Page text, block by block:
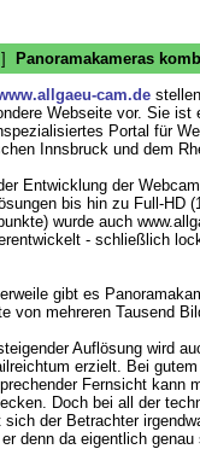
Panoramakameras
cam.destellen
Webseite vor. Sie ist
Portal für
Innsbruck und dem
Entwicklung der
bis hin zu Full-HD
wurde auch
- schließlich
gibt es
von mehreren Tausend
Auflösung wird
erzielt. Bei
Fernsicht kann
Doch bei all der
sich der Betrachter
denn da eigentlich genau